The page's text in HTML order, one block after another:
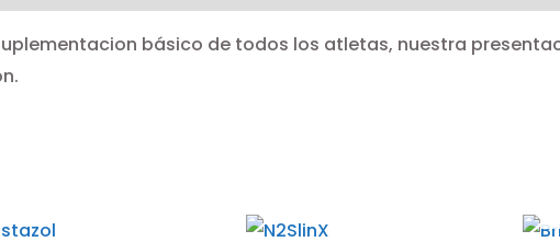
básico de todos los atletas, nuestra